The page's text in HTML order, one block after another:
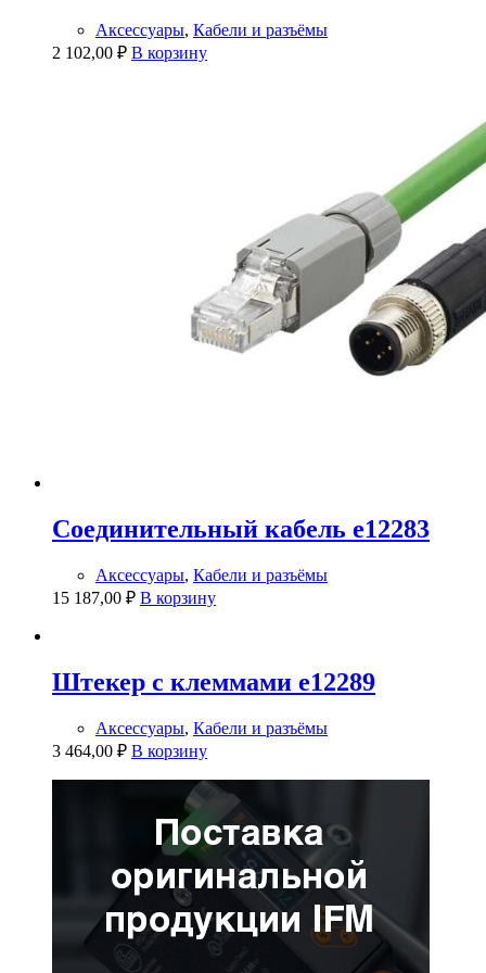
Аксессуары, Кабели и разъёмы
2 102,00 ₽ В корзину
Соединительный кабель e12283
Аксессуары, Кабели и разъёмы
15 187,00 ₽ В корзину
Штекер с клеммами e12289
Аксессуары, Кабели и разъёмы
3 464,00 ₽ В корзину